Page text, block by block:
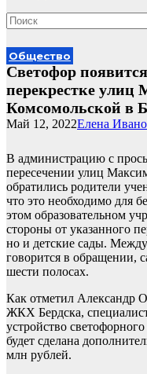
Общество
Светофор
перекрестке улиц
Комсомольской в
Елена
Май 12, 2022
В администрацию с
пересечении улиц
обратились родители
что это необходимо для
этом образовательном
стороны от указанного
но и детские сады.
говорится в обращении,
шести полосах.
Как отметил Александр
ЖКХ Бердска,
устройство
будет сделана
млн рублей.